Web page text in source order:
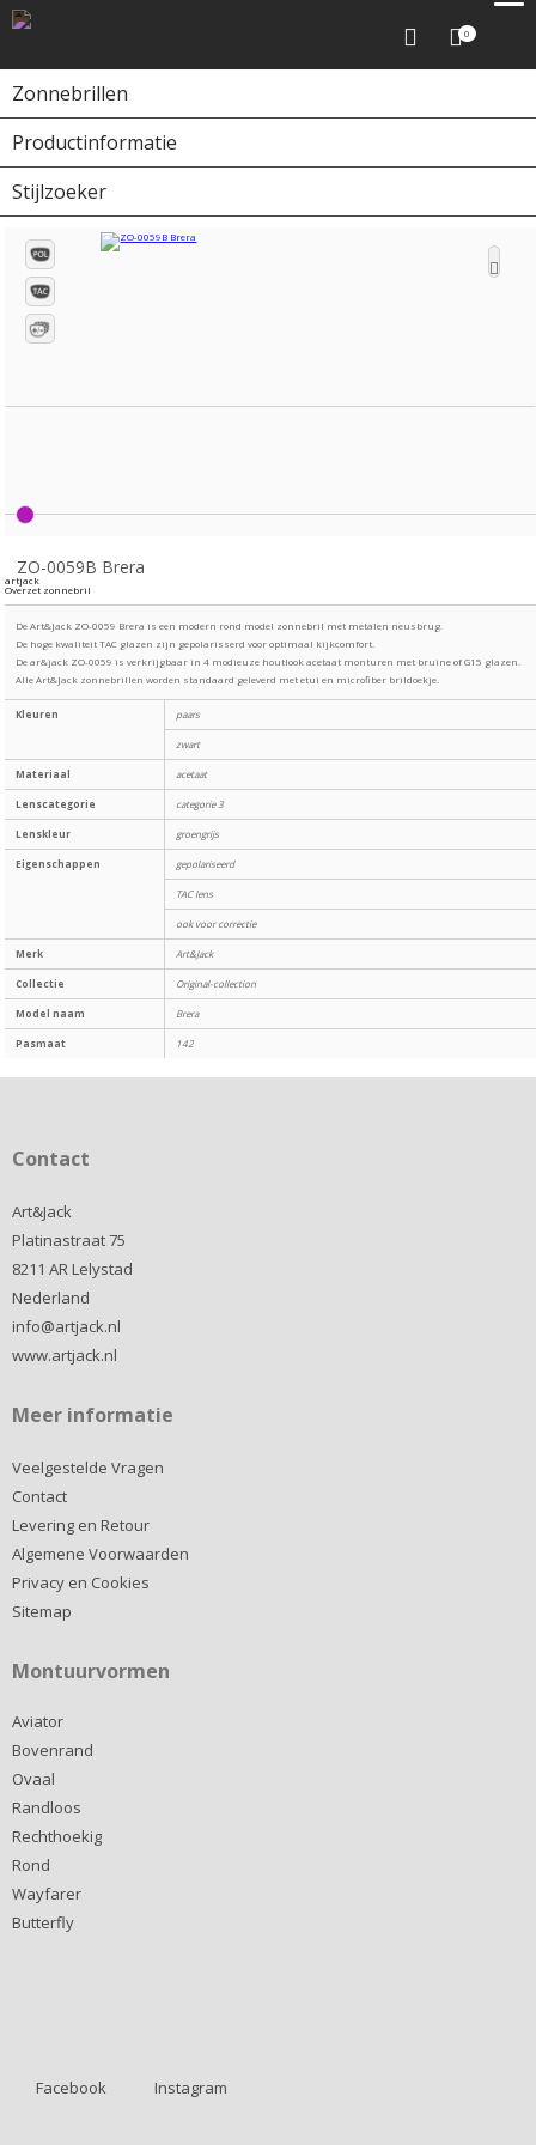
0
Zonnebrillen
Productinformatie
Stijlzoeker
Home Zonnebrillen
ZO-0059B Brera
artjack
Overzet zonnebril
De Art&Jack ZO-0059 Brera is een modern rond model zonnebril met metalen neusbrug.
De hoge kwaliteit TAC glazen zijn gepolarisserd voor optimaal kijkcomfort.
De ar&jack ZO-0059 is verkrijgbaar in 4 modieuze houtlook acetaat monturen met bruine of G15 glazen.
Alle Art&Jack zonnebrillen worden standaard geleverd met etui en microfiber brildoekje.
Kleuren paars
zwart
Materiaal acetaat
Lenscategorie categorie 3
Lenskleur groengrijs
Eigenschappen gepolariseerd
TAC lens
ook voor correctie
Merk Art&Jack
Collectie Original-collection
Model naam Brera
Pasmaat 142
Contact
Art&Jack
Platinastraat 75
8211 AR Lelystad
Nederland
info@artjack.nl
www.artjack.nl
Meer informatie
Veelgestelde Vragen
Contact
Levering en Retour
Algemene Voorwaarden
Privacy en Cookies
Sitemap
Montuurvormen
Aviator
Bovenrand
Ovaal
Randloos
Rechthoekig
Rond
Wayfarer
Butterfly
Facebook Instagram